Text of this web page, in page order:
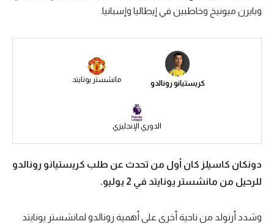
الدوري الإنجليزي
الدوري الإسباني
القسم الثاني
وبايرن ميونيخ وخاطبين في إيطاليا وإسبانيا.
كريستيانو رونالدو مانشستر يونايتد
الدوري الإنجليزي
دونكان كاسيلز كان أول من تحدث عن طلب كريستيانو رونالدو
للرحيل من مانشستر يونايتد في 2 يوليو.
وشدد أرنولد من ناحية أخرى على أهمية رونالدو لمانشستر يونايتد